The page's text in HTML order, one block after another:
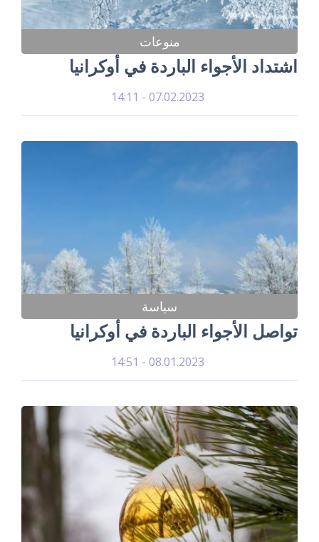
منوعات
اشتداد الأجواء الباردة في أوكرانيا
07.02.2023 - 14:11
سياسة
تواصل الأجواء الباردة في أوكرانيا
08.01.2023 - 14:51